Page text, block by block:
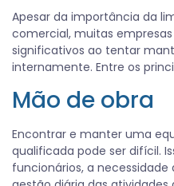
Apesar da importância da
comercial, muitas
significativos ao tentar
internamente. Entre os
Mão de obra
Encontrar e manter uma
qualificada pode ser difícil.
funcionários, a